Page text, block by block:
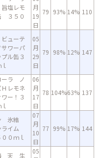
塩レモ
３５０
月
19
日
79 93% 14% 110
ューテ
サワーパ
ル缶３
05
月
29
日
79 98% 12% 147
ーラ ノ
Ｈレモネ
ー！３
06
月
17
日
78 104%63% 137
氷結
ライム
０ｍｌ
07
月
10
日
77 99% 17% 144
天 生
05